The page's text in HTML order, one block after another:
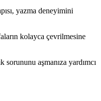
yazma deneyimini
kolayca çevrilmesine
sorununu aşmanıza yardımcı